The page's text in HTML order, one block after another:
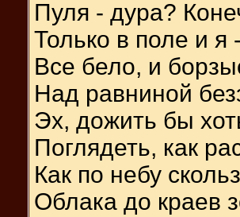
Пуля - дура?
Только в поле и я
Все бело, и
Над равниной
Эх, дожить бы
Поглядеть, как
Как по небу
Облака до краев